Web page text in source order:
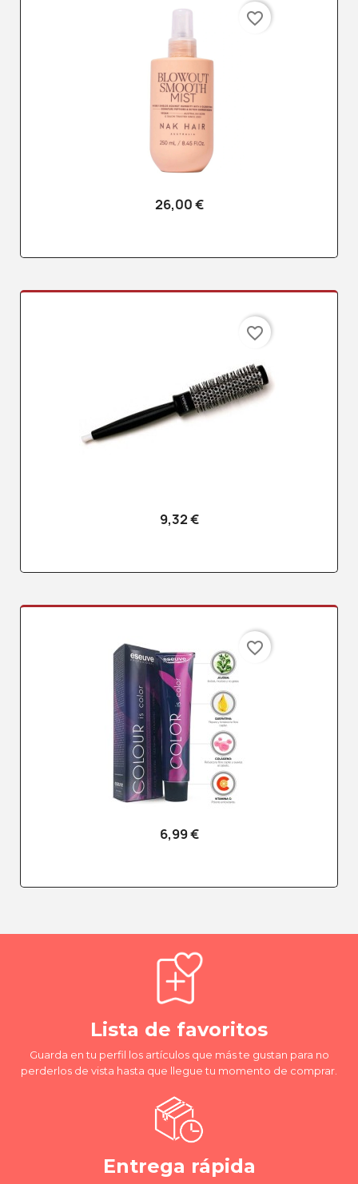
26,00 €
favorite_border
9,32 €
favorite_border
6,99 €
favorite_border
Lista de favoritos
Guarda en tu perfil los artículos que más te gustan para no
perderlos de vista hasta que llegue tu momento de comprar.
Entrega rápida